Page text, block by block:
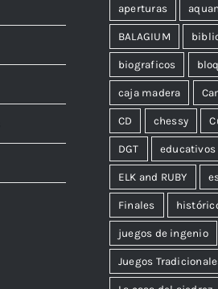
aperturas
BALAGIUM
biograficos
caja madera
CD chessy
DGT educativos
ELK and RUBY
Finales
juegos de ingenio
Juegos